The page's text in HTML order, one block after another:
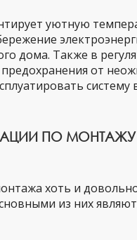
уютную
дома. Также в
предохранения от
ПО МОНТАЖУ
хоть и
из них